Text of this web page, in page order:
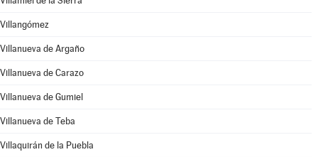
Villangómez
Villanueva de Argaño
Villanueva de Carazo
Villanueva de Gumiel
Villanueva de Teba
Villaquirán de la Puebla